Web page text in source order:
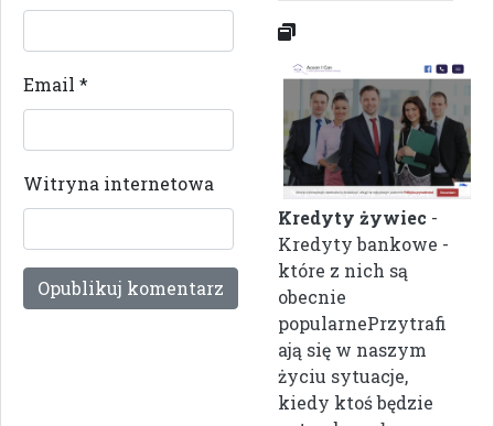
Email *
Witryna internetowa
Kredyty żywiec -
Kredyty bankowe -
które z nich są
obecnie
popularnePrzytrafi
ają się w naszym
życiu sytuacje,
kiedy ktoś będzie